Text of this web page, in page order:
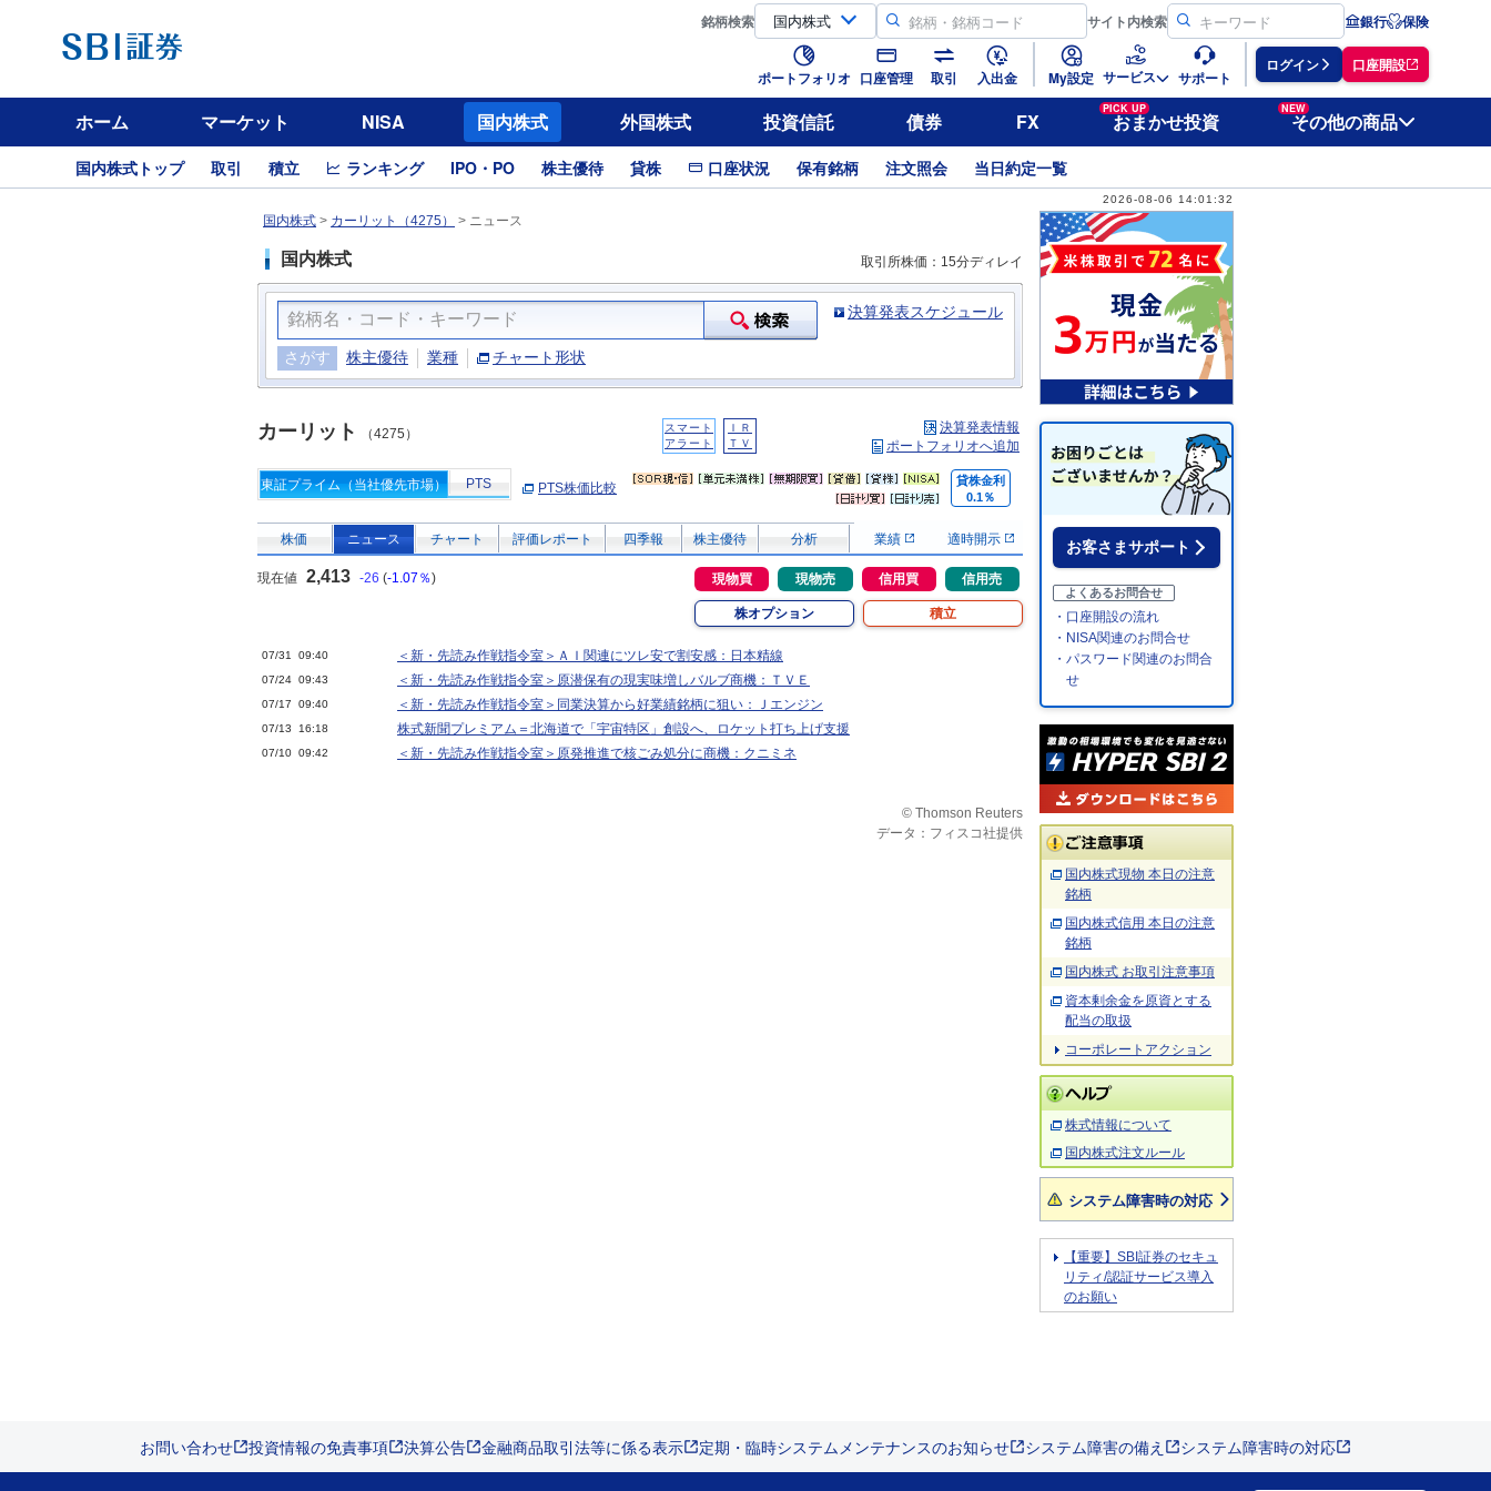
銘柄検索 サイト内検索 銀行 保険
ポートフォリオ 口座管理 取引 入出金 My設定 サービス サポート
ログイン 口座開設
ホーム マーケット NISA 国内株式 外国株式 投資信託 債券 FX
PICK UP
おまかせ投資
NEW
その他の商品
国内株式トップ 取引 積立 ランキング IPO・PO 株主優待 貸株 口座状況 保有銘柄 注文照会 当日約定一覧
2026-08-06 14:01:32
国内株式 > カーリット（4275） > ニュース
国内株式 取引所株価：15分ディレイ
決算発表スケジュール
さがす 株主優待 業種 チャート形状
カーリット （4275）
スマート
アラート
ＩＲ
ＴＶ
決算発表情報
ポートフォリオへ追加
東証プライム（当社優先市場） PTS PTS株価比較
貸株金利
0.1％
株価 ニュース チャート 評価レポート 四季報 株主優待 分析 業績 適時開示
現在値 2,413 -26 (-1.07％) 現物買 現物売 信用買 信用売
株オプション 積立
07/31 09:40 ＜新・先読み作戦指令室＞ＡＩ関連にツレ安で割安感：日本精線
07/24 09:43 ＜新・先読み作戦指令室＞原潜保有の現実味増しバルブ商機：ＴＶＥ
07/17 09:40 ＜新・先読み作戦指令室＞同業決算から好業績銘柄に狙い：Ｊエンジン
07/13 16:18 株式新聞プレミアム＝北海道で「宇宙特区」創設へ、ロケット打ち上げ支援
07/10 09:42 ＜新・先読み作戦指令室＞原発推進で核ごみ処分に商機：クニミネ
© Thomson Reuters
データ：フィスコ社提供
お客さまサポート
よくあるお問合せ
・口座開設の流れ
・NISA関連のお問合せ
・パスワード関連のお問合
せ
国内株式現物 本日の注意
銘柄
国内株式信用 本日の注意
銘柄
国内株式 お取引注意事項
資本剰余金を原資とする
配当の取扱
コーポレートアクション
株式情報について
国内株式注文ルール
システム障害時の対応
【重要】SBI証券のセキュ
リティ/認証サービス導入
のお願い
お問い合わせ 投資情報の免責事項 決算公告 金融商品取引法等に係る表示 定期・臨時システムメンテナンスのお知らせ システム障害の備え システム障害時の対応